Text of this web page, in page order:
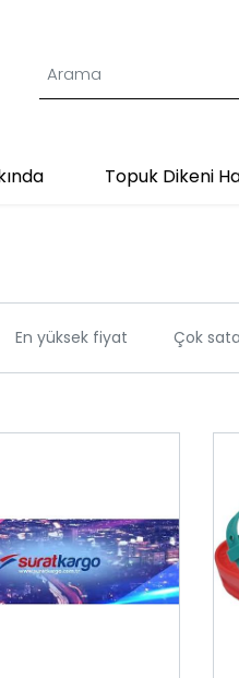
Topuk Dikeni
En yüksek fiyat Çok